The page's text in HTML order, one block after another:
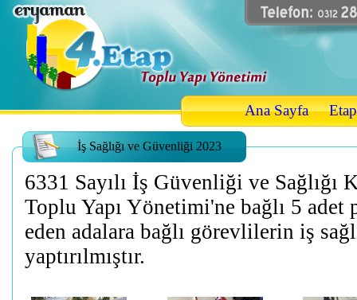
Ana Sayfa
İş Sağlığı ve Güvenliği 2023
6331 Sayılı İş Güvenliği ve Sağlığı
Toplu Yapı Yönetimi'ne bağlı 5
eden adalara bağlı görevlilerin iş
yaptırılmıştır.